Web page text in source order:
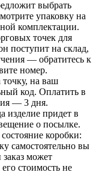
выбрать
упаковку на
комплектации.
точек для
поступит на склад,
— обратитесь к
номер.
точку, на ваш
код. Оплатить в
— 3 дня.
изделие придет в
о посылке.
коробки:
самостоятельно вы
может
стоимость не